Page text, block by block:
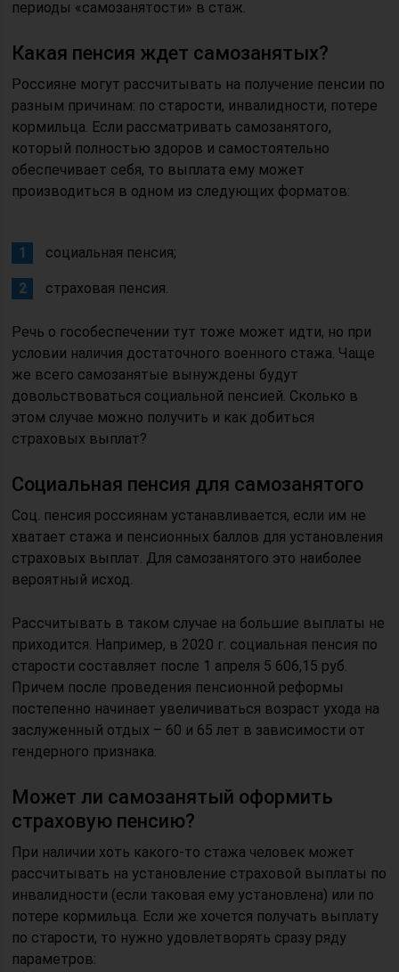
периоды «самозанятости» в стаж.
Какая пенсия ждет самозанятых?
Россияне могут рассчитывать на получение пенсии по
разным причинам: по старости, инвалидности, потере
кормильца. Если рассматривать самозанятого,
который полностью здоров и самостоятельно
обеспечивает себя, то выплата ему может
производиться в одном из следующих форматов:
социальная пенсия;
страховая пенсия.
Речь о гособеспечении тут тоже может идти, но при
условии наличия достаточного военного стажа. Чаще
же всего самозанятые вынуждены будут
довольствоваться социальной пенсией. Сколько в
этом случае можно получить и как добиться
страховых выплат?
Социальная пенсия для самозанятого
Соц. пенсия россиянам устанавливается, если им не
хватает стажа и пенсионных баллов для установления
страховых выплат. Для самозанятого это наиболее
вероятный исход.
Рассчитывать в таком случае на большие выплаты не
приходится. Например, в 2020 г. социальная пенсия по
старости составляет после 1 апреля 5 606,15 руб.
Причем после проведения пенсионной реформы
постепенно начинает увеличиваться возраст ухода на
заслуженный отдых – 60 и 65 лет в зависимости от
гендерного признака.
Может ли самозанятый оформить
страховую пенсию?
При наличии хоть какого-то стажа человек может
рассчитывать на установление страховой выплаты по
инвалидности (если таковая ему установлена) или по
потере кормильца. Если же хочется получать выплату
по старости, то нужно удовлетворять сразу ряду
параметров: